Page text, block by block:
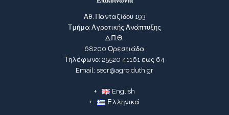
Αθ. Πανταζίδου 193
Τμήμα Αγροτικής Ανάπτυξης
Δ.Π.Θ,
68200 Ορεστιάδα
Τηλέφωνο: 25520 41161 εως 64
Email: secr@agro.duth.gr
English
Ελληνικά